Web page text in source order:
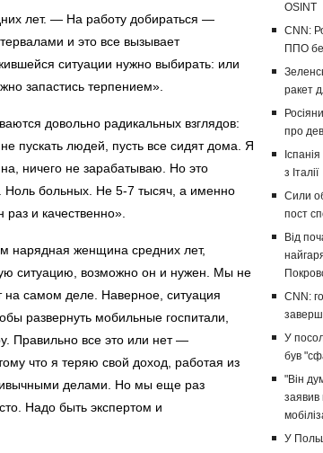
лет. — На работу добираться —
и это все вызывает
ситуации нужно выбирать: или
запастись терпением».
довольно радикальных взглядов:
пускать людей, пусть все сидят дома. Я
ничего не зарабатываю. Но это
больных. Не 5-7 тысяч, а именно
раз и качественно».
нарядная женщина средних лет,
ситуацию, возможно он и нужен. Мы не
самом деле. Наверное, ситуация
развернуть мобильные госпитали,
Правильно все это или нет —
что я теряю свой доход, работая из
делами. Но мы еще раз
Надо быть экспертом и
OSINT
CNN:
ППО
ракет
про
з Італії
Сили
пост
Від
CNN:
У
був
"Він
заявив
У